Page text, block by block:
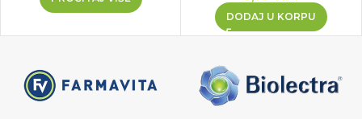
DODAJ U KORPU